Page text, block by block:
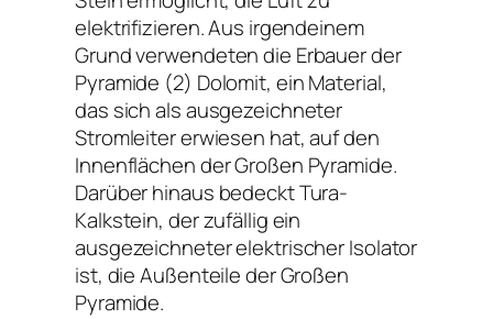
elektrifizieren. Aus irgendeinem
Grund verwendeten die Erbauer der
Pyramide (2) Dolomit, ein Material,
das sich als ausgezeichneter
Stromleiter erwiesen hat, auf den
Innenflächen der Großen Pyramide.
Darüber hinaus bedeckt Tura-
Kalkstein, der zufällig ein
ausgezeichneter elektrischer Isolator
ist, die Außenteile der Großen
Pyramide.